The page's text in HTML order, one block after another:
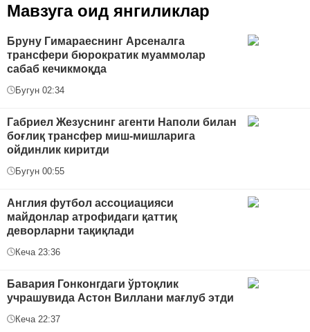
Мавзуга оид янгиликлар
Бруну Гимараеснинг Арсеналга
трансфери бюрократик муаммолар
сабаб кечикмоқда
Бугун 02:34
Габриел Жезуснинг агенти Наполи билан
боғлиқ трансфер миш-мишларига
ойдинлик киритди
Бугун 00:55
Англия футбол ассоциацияси
майдонлар атрофидаги қаттиқ
деворларни тақиқлади
Кеча 23:36
Бавария Гонконгдаги ўртоқлик
учрашувида Астон Виллани мағлуб этди
Кеча 22:37